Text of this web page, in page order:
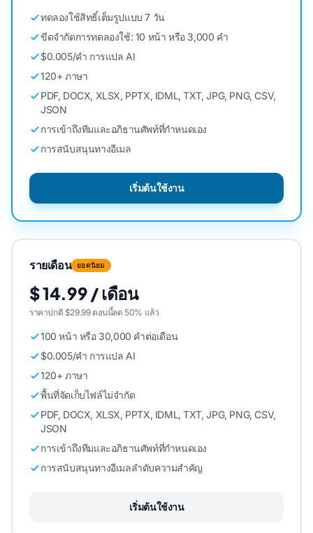
ทดลองใช้สิทธิ์เต็มรูปแบบ 7 วัน
ขีดจํากัดการทดลองใช้: 10 หน้า หรือ 3,000 คํา
$0.005/คํา การแปล AI
120+ ภาษา
PDF, DOCX, XLSX, PPTX, IDML, TXT, JPG, PNG, CSV,
JSON
การเข้าถึงทีมและอภิธานศัพท์ที่กําหนดเอง
การสนับสนุนทางอีเมล
เริ่มต้นใช้งาน
รายเดือน ยอดนิยม
$ 14.99 / เดือน
ราคาปกติ $29.99 ตอนนี้ลด 50% แล้ว
100 หน้า หรือ 30,000 คําต่อเดือน
$0.005/คํา การแปล AI
120+ ภาษา
พื้นที่จัดเก็บไฟล์ไม่จํากัด
PDF, DOCX, XLSX, PPTX, IDML, TXT, JPG, PNG, CSV,
JSON
การเข้าถึงทีมและอภิธานศัพท์ที่กําหนดเอง
การสนับสนุนทางอีเมลลําดับความสําคัญ
เริ่มต้นใช้งาน